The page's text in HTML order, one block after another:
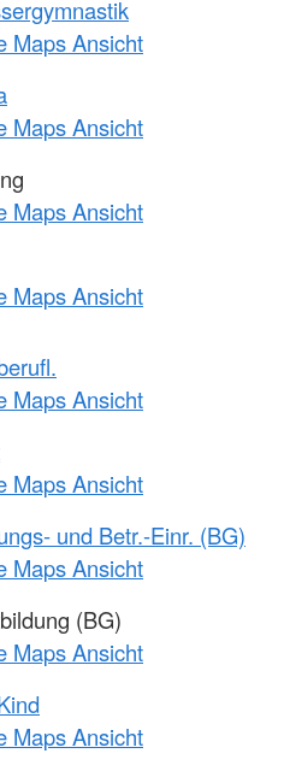
Maps Ansicht
Maps Ansicht
Maps Ansicht
Maps Ansicht
Maps Ansicht
Maps Ansicht
und Betr.-Einr. (BG)
Maps Ansicht
(BG)
Maps Ansicht
Maps Ansicht